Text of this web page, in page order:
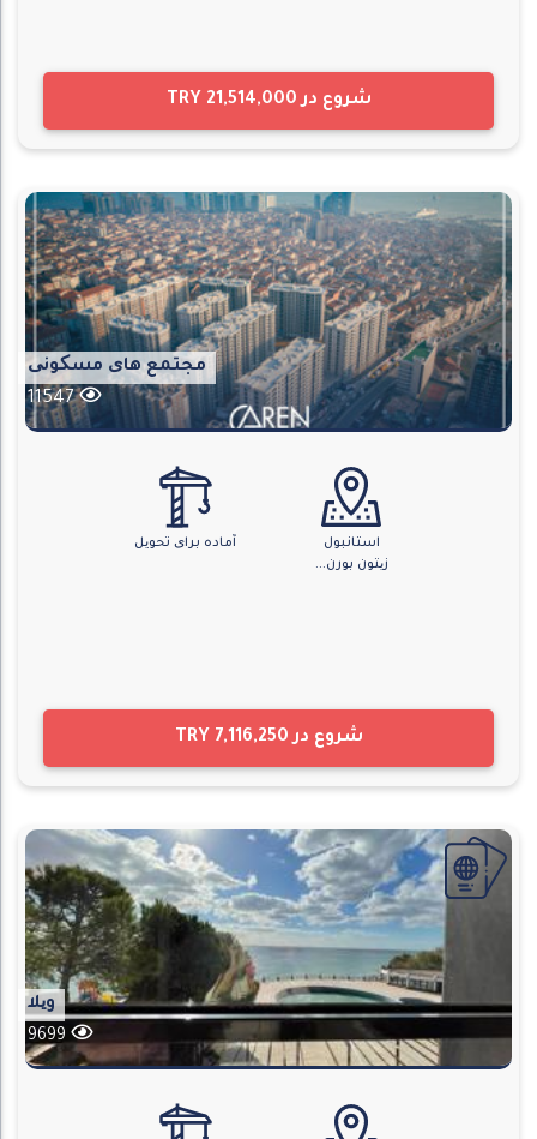
شروع در TRY 21,514,000
مجتمع های مسکونی
11547
استانبول
زیتون بورن...
آماده برای تحویل
شروع در TRY 7,116,250
ویلا